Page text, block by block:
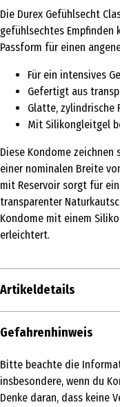
Die Durex Gefühlsecht
gefühlsechtes Empfinden
Passform für einen
Für ein intensives
Gefertigt aus
Glatte, zylindrische
Mit Silikongleitgel
Diese Kondome
einer nominalen Breite
mit Reservoir sorgt für
transparenter
Kondome mit einem
erleichtert.
Artikeldetails
Inhalt
Medizinprodukt
Ja
Gefahrenhinweis
Bitte beachte die
insbesondere, wenn du
Denke daran, dass keine